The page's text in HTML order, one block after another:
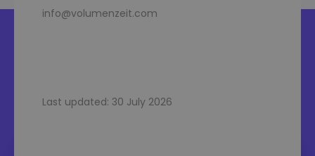
info@volumenzeit.com
Last updated: 30 July 2026